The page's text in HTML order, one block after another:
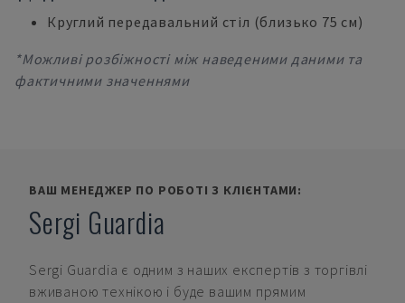
Круглий передавальний стіл (близько 75 см)
*Можливі розбіжності між наведеними даними та
фактичними значеннями
ВАШ МЕНЕДЖЕР ПО РОБОТІ З КЛІЄНТАМИ:
Sergi Guardia
Sergi Guardia є одним з наших експертів з торгівлі
вживаною технікою і буде вашим прямим